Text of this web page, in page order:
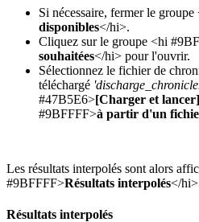
Si nécessaire, fermer le
disponibles</hi>.
Cliquez sur le groupe <hi
souhaitées</hi> pour l'ouvrir.
Sélectionnez le fichier de
téléchargé
#47B5E6>[Charger et lancer]
#9BFFFF>à partir d'un
Les résultats interpolés sont alors
#9BFFFF>Résultats interpolés</
Résultats interpolés